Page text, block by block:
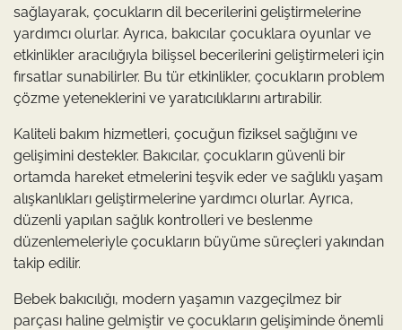
sağlayarak, çocukların dil becerilerini geliştirmelerine
yardımcı olurlar. Ayrıca, bakıcılar çocuklara oyunlar ve
etkinlikler aracılığıyla bilişsel becerilerini geliştirmeleri için
fırsatlar sunabilirler. Bu tür etkinlikler, çocukların problem
çözme yeteneklerini ve yaratıcılıklarını artırabilir.
Kaliteli bakım hizmetleri, çocuğun fiziksel sağlığını ve
gelişimini destekler. Bakıcılar, çocukların güvenli bir
ortamda hareket etmelerini teşvik eder ve sağlıklı yaşam
alışkanlıkları geliştirmelerine yardımcı olurlar. Ayrıca,
düzenli yapılan sağlık kontrolleri ve beslenme
düzenlemeleriyle çocukların büyüme süreçleri yakından
takip edilir.
Bebek bakıcılığı, modern yaşamın vazgeçilmez bir
parçası haline gelmiştir ve çocukların gelişiminde önemli